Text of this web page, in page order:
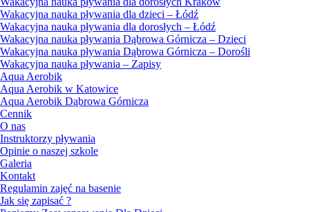
Wakacyjna nauka pływania dla dzieci – Łódź
Wakacyjna nauka pływania dla dorosłych – Łódź
Wakacyjna nauka pływania Dąbrowa Górnicza – Dzieci
Wakacyjna nauka pływania Dąbrowa Górnicza – Dorośli
Wakacyjna nauka pływania – Zapisy
Aqua Aerobik
Aqua Aerobik w Katowice
Aqua Aerobik Dąbrowa Górnicza
Cennik
O nas
Instruktorzy pływania
Opinie o naszej szkole
Galeria
Kontakt
Regulamin zajęć na basenie
Jak się zapisać ?